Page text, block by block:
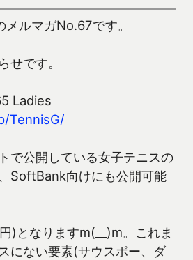
ルマガNo.67です。
せです。
Ladies
TennisG/
で公開している女子テニスの
SoftBank向けにも公開可能
)となりますm(__)m。これま
にない要素(サウスポー、ダ